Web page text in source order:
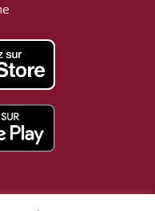
PERSONNELLES